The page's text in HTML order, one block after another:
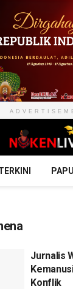
Jurnalis
Konflik